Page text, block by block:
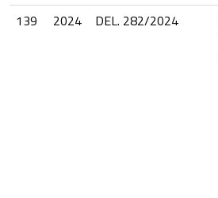
139
2024 DEL. 282/2024